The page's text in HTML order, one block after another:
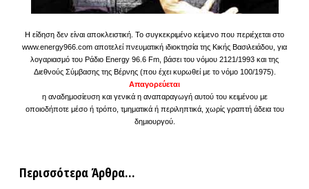
Η είδηση δεν είναι αποκλειστική. Το συγκεκριμένο κείμενο που περιέχεται στο
www.energy966.com αποτελεί πνευματική ιδιοκτησία της Κικής Βασιλειάδου, για
λογαριασμό του Ράδιο Energy 96.6 Fm, βάσει του νόμου 2121/1993 και της
Διεθνούς Σύμβασης της Βέρνης (που έχει κυρωθεί με το νόμο 100/1975).
Απαγορεύεται
η αναδημοσίευση και γενικά η αναπαραγωγή αυτού του κειμένου με
οποιοδήποτε μέσο ή τρόπο, τμηματικά ή περιληπτικά, χωρίς γραπτή άδεια του
δημιουργού.
Περισσότερα Άρθρα...